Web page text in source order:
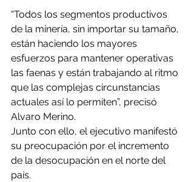
“Todos los segmentos productivos
de la minería, sin importar su tamaño,
están haciendo los mayores
esfuerzos para mantener operativas
las faenas y están trabajando al ritmo
que las complejas circunstancias
actuales así lo permiten”, precisó
Alvaro Merino.
Junto con ello, el ejecutivo manifestó
su preocupación por el incremento
de la desocupación en el norte del
país.